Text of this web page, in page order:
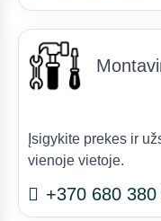
Įsigykite prekes ir
vienoje vietoje.
+370 680 380